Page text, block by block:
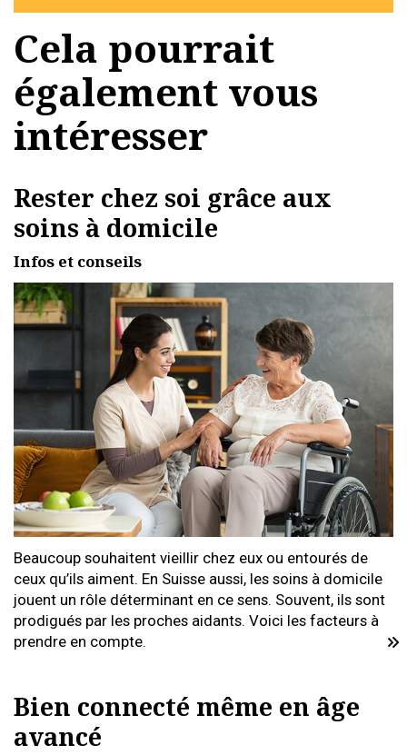
Cela pourrait
également vous
intéresser
Rester chez soi grâce aux
soins à domicile
Infos et conseils
Beaucoup souhaitent vieillir chez eux ou entourés de
ceux qu’ils aiment. En Suisse aussi, les soins à domicile
jouent un rôle déterminant en ce sens. Souvent, ils sont
prodigués par les proches aidants. Voici les facteurs à
prendre en compte.
Bien connecté même en âge
avancé